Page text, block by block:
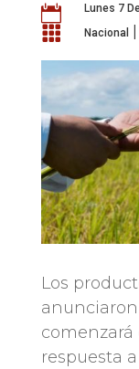
 Lunes 7
 Nacional |
Los
comenzará
respuesta